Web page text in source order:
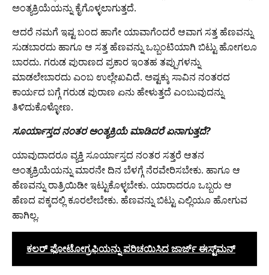
ಅಂತ್ಯಕ್ರಿಯೆಯನ್ನು ಕೈಗೊಳ್ಳಲಾಗುತ್ತದೆ.
ಆದರೆ ನಮಗೆ ಇಷ್ಟ ಬಂದ ಹಾಗೇ ಯಾವಾಗೆಂದರೆ ಆವಾಗ ಸತ್ತ ಹೆಣವನ್ನು
ಸುಡಬಾರದು ಹಾಗೂ ಆ ಸತ್ತ ಹೆಣವನ್ನು ಒಬ್ಬಂಟಿಯಾಗಿ ಬಿಟ್ಟು ಹೋಗಲೂ
ಬಾರದು. ಗರುಡ ಪುರಾಣದ ಪ್ರಕಾರ ಇಂತಹ ತಪ್ಪುಗಳನ್ನು
ಮಾಡಲೇಬಾರದು ಎಂಬ ಉಲ್ಲೇಖವಿದೆ. ಅಷ್ಟಕ್ಕು ಸಾವಿನ ನಂತರದ
ಕಾರ್ಯದ ಬಗ್ಗೆ ಗರುಡ ಪುರಾಣ ಏನು ಹೇಳುತ್ತದೆ ಎಂಬುವುದನ್ನು
ತಿಳಿದುಕೊಳ್ಳೋಣ.
ಸೂರ್ಯಾಸ್ತದ ನಂತರ ಅಂತ್ಯಕ್ರಿಯೆ ಮಾಡಿದರೆ ಏನಾಗುತ್ತದೆ?
ಯಾವುದಾದರೂ ವ್ಯಕ್ತಿ ಸೂರ್ಯಾಸ್ತದ ನಂತರ ಸತ್ತರೆ ಆತನ
ಅಂತ್ಯಕ್ರಿಯೆಯನ್ನು ಮಾರನೇ ದಿನ ಬೆಳಗ್ಗೆ ನೆರವೇರಿಸಬೇಕು. ಹಾಗೂ ಆ
ಹೆಣವನ್ನು ರಾತ್ರಿಯಿಡೀ ಇಟ್ಟುಕೊಳ್ಳಬೇಕು. ಯಾರಾದರೂ ಒಬ್ಬರು ಆ
ಹೆಣದ ಪಕ್ಕದಲ್ಲಿ ಕೂರಲೇಬೇಕು. ಹೆಣವನ್ನು ಬಿಟ್ಟು ಎಲ್ಲಿಯೂ ಹೋಗುವ
ಹಾಗಿಲ್ಲ.
ಕಲ‌ರ್ ಫೋಟೋಗ್ರಫಿಯನ್ನು ಪರಿಚಯಿಸಿದ ಜಾರ್ಜ್ ಈಸ್ಟ್‌ಮನ್